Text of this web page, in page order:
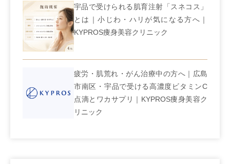
宇品で受けられる肌育注射「スネコス」
とは｜小じわ・ハリが気になる方へ｜
KYPROS痩身美容クリニック
疲労・肌荒れ・がん治療中の方へ｜広島
市南区・宇品で受ける高濃度ビタミンC
点滴とワカサプリ｜KYPROS痩身美容ク
リニック